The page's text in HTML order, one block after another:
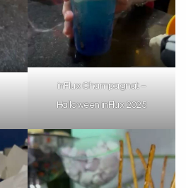
inFlux Champagnat –
Halloween inFlux 2025